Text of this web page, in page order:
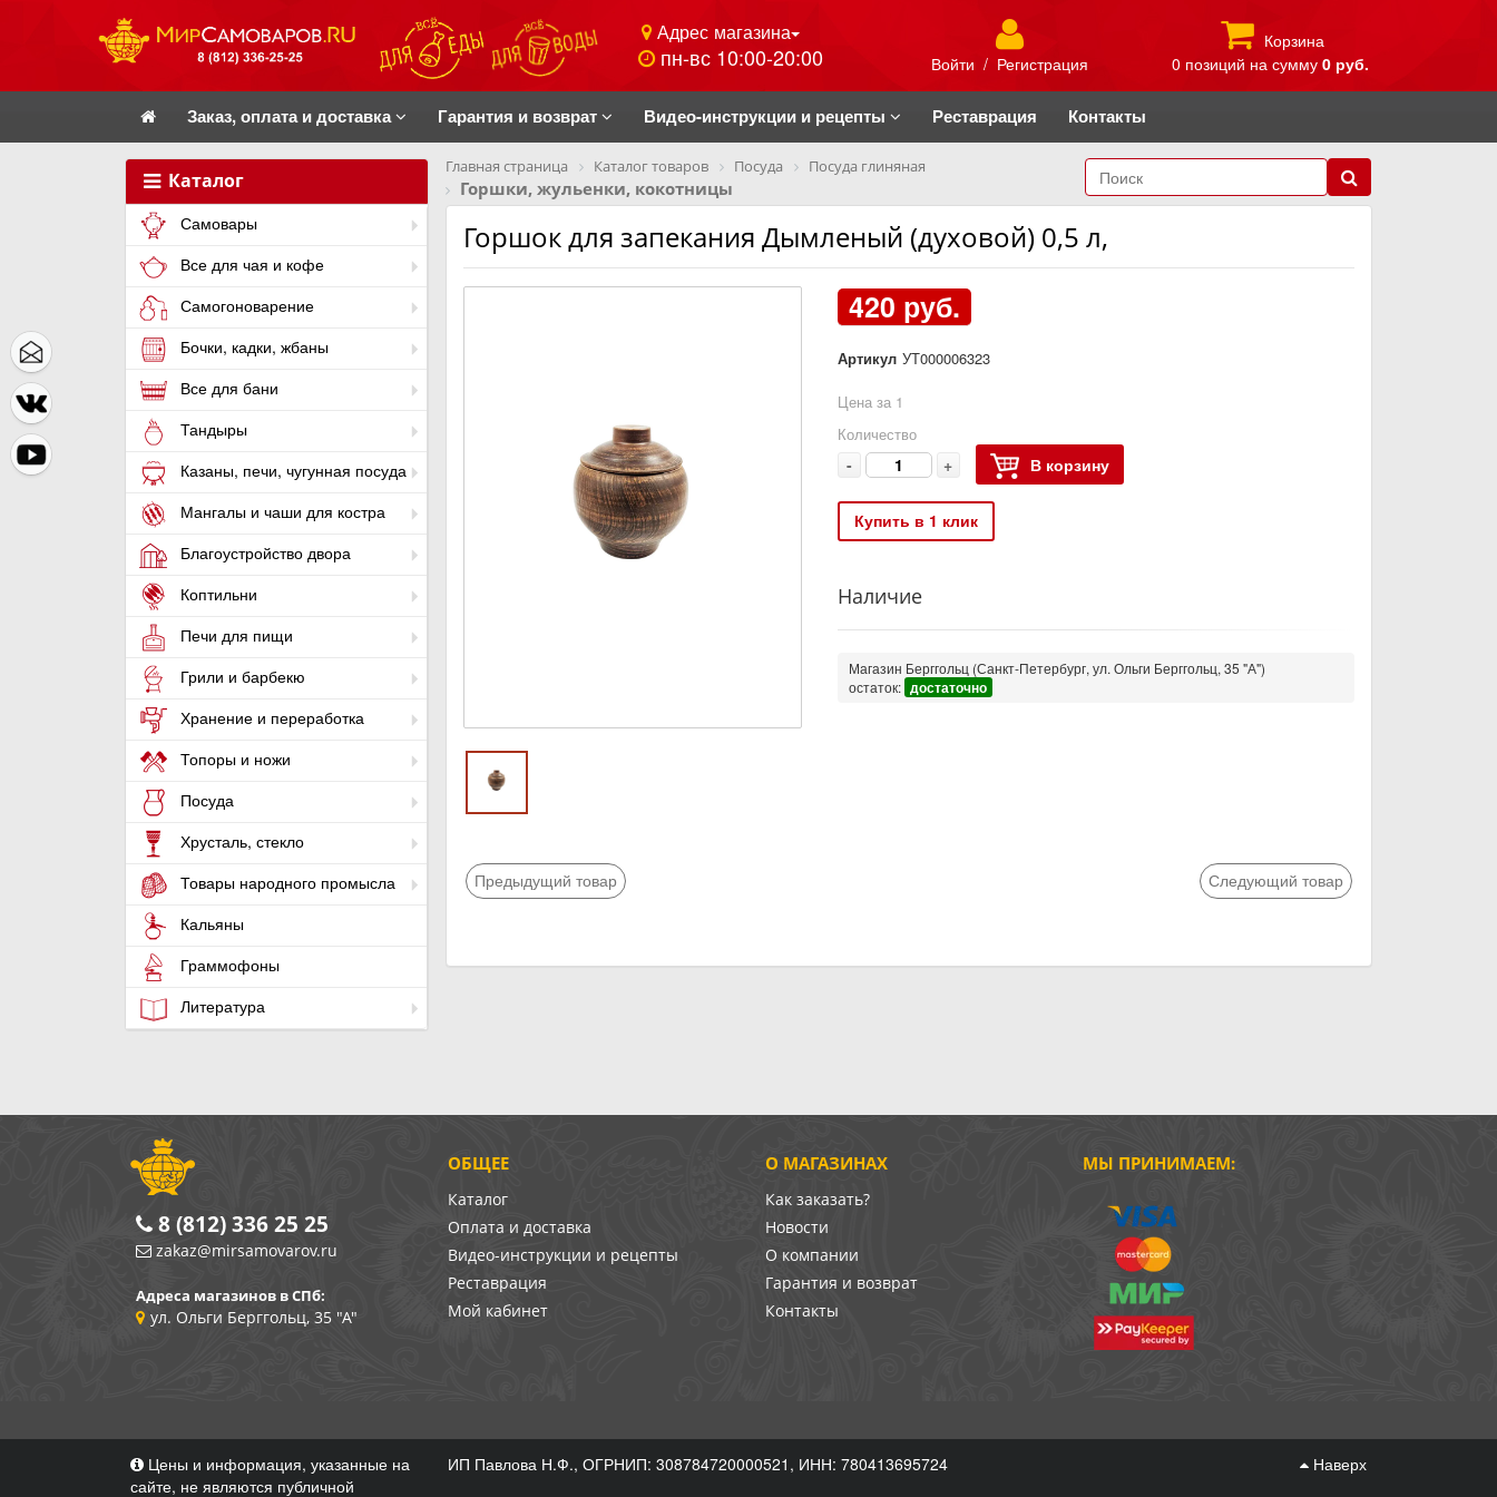
Адрес магазина
пн-вс 10:00-20:00 Войти / Регистрация
Корзина
0 позиций на сумму 0 руб.
Заказ, оплата и доставка Гарантия и возврат Видео-инструкции и рецепты Реставрация Контакты
Каталог
Самовары
Все для чая и кофе
Самогоноварение
Бочки, кадки, жбаны
Все для бани
Тандыры
Казаны, печи, чугунная посуда
Мангалы и чаши для костра
Благоустройство двора
Коптильни
Печи для пищи
Грили и барбекю
Хранение и переработка
Топоры и ножи
Посуда
Хрусталь, стекло
Товары народного промысла
Кальяны
Граммофоны
Литература
Главная страница Каталог товаров Посуда Посуда глиняная
Горшки, жульенки, кокотницы
Горшок для запекания Дымленый (духовой) 0,5 л,
420 руб.
Артикул УТ000006323
Цена за 1
Количество
- + В корзину
Купить в 1 клик
Наличие
Магазин Берггольц (Санкт-Петербург, ул. Ольги Берггольц, 35 "А")
остаток: достаточно
Предыдущий товар Следующий товар
О МАГАЗИНАХ
Как заказать?
Новости
О компании
Гарантия и возврат
Контакты
ОБЩЕЕ
Каталог
Оплата и доставка
Видео-инструкции и рецепты
Реставрация
Мой кабинет
МЫ ПРИНИМАЕМ:
8 (812) 336 25 25
zakaz@mirsamovarov.ru
Адреса магазинов в СПб:
ул. Ольги Берггольц, 35 "А"
Цены и информация, указанные на
сайте, не являются публичной
ИП Павлова Н.Ф., ОГРНИП: 308784720000521, ИНН: 780413695724 Наверх